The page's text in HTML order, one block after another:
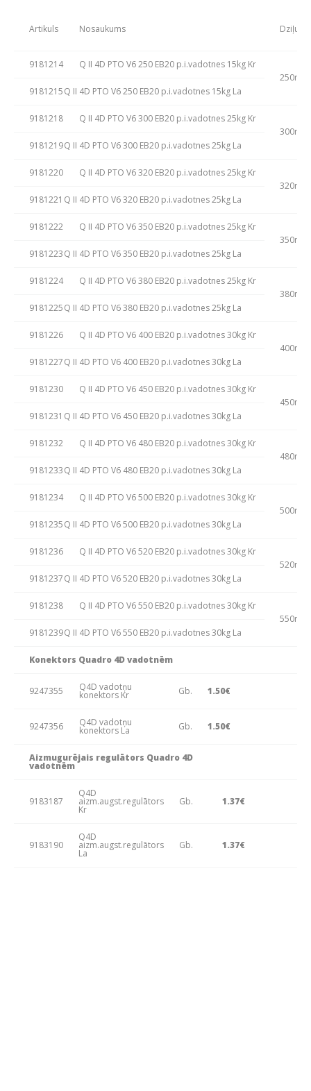
Artikuls Nosaukums Dziļums
9181214
Q II 4D PTO V6 250 EB20 p.i.vadotnes 15kg Kr
250mm
9181215Q II 4D PTO V6 250 EB20 p.i.vadotnes 15kg La
9181218
Q II 4D PTO V6 300 EB20 p.i.vadotnes 25kg Kr
300mm
9181219Q II 4D PTO V6 300 EB20 p.i.vadotnes 25kg La
9181220
Q II 4D PTO V6 320 EB20 p.i.vadotnes 25kg Kr
320mm
9181221 Q II 4D PTO V6 320 EB20 p.i.vadotnes 25kg La
9181222
Q II 4D PTO V6 350 EB20 p.i.vadotnes 25kg Kr
350mm
9181223Q II 4D PTO V6 350 EB20 p.i.vadotnes 25kg La
9181224
Q II 4D PTO V6 380 EB20 p.i.vadotnes 25kg Kr
380mm
9181225Q II 4D PTO V6 380 EB20 p.i.vadotnes 25kg La
9181226
Q II 4D PTO V6 400 EB20 p.i.vadotnes 30kg Kr
400mm
9181227Q II 4D PTO V6 400 EB20 p.i.vadotnes 30kg La
9181230
Q II 4D PTO V6 450 EB20 p.i.vadotnes 30kg Kr
450mm
9181231 Q II 4D PTO V6 450 EB20 p.i.vadotnes 30kg La
9181232
Q II 4D PTO V6 480 EB20 p.i.vadotnes 30kg Kr
480mm
9181233Q II 4D PTO V6 480 EB20 p.i.vadotnes 30kg La
9181234
Q II 4D PTO V6 500 EB20 p.i.vadotnes 30kg Kr
500mm
9181235Q II 4D PTO V6 500 EB20 p.i.vadotnes 30kg La
9181236
Q II 4D PTO V6 520 EB20 p.i.vadotnes 30kg Kr
520mm
9181237Q II 4D PTO V6 520 EB20 p.i.vadotnes 30kg La
9181238
Q II 4D PTO V6 550 EB20 p.i.vadotnes 30kg Kr
550mm
9181239Q II 4D PTO V6 550 EB20 p.i.vadotnes 30kg La
Konektors Quadro 4D vadotnēm
9247355 Q4D vadotņu
konektors Kr Gb. 1.50€
9247356 Q4D vadotņu
konektors La Gb. 1.50€
Aizmugurējais regulātors Quadro 4D
vadotnēm
9183187
Q4D
aizm.augst.regulātors
Kr
Gb. 1.37€
9183190
Q4D
aizm.augst.regulātors
La
Gb. 1.37€